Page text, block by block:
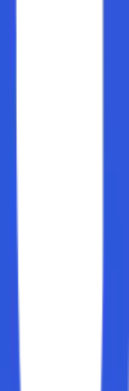
yang
umum dan cara